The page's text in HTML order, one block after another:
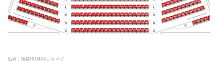
出典： 池袋HUMAXシネマズ